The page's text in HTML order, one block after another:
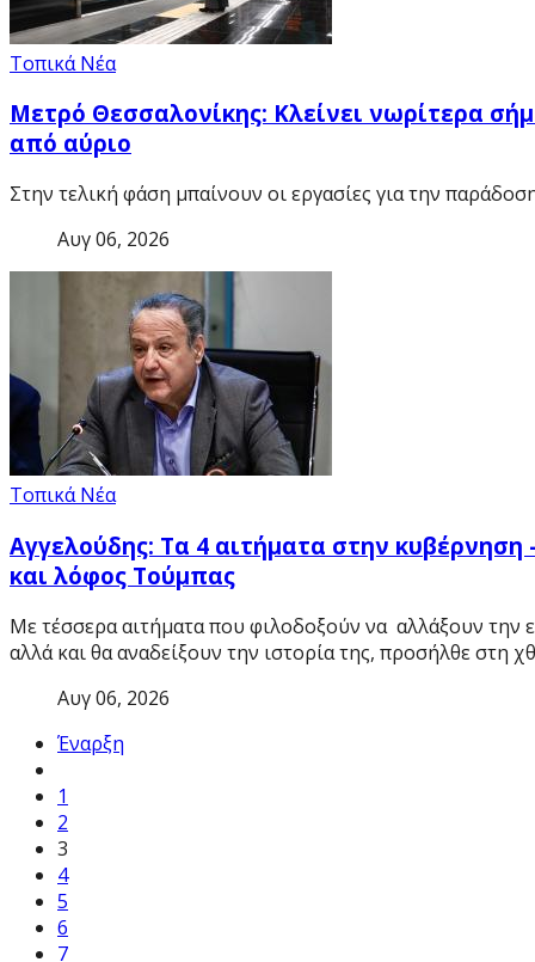
Τοπικά Νέα
Μετρό Θεσσαλονίκης: Κλείνει νωρίτερα
από αύριο
Στην τελική φάση μπαίνουν οι εργασίες για την
Αυγ 06, 2026
Τοπικά Νέα
Αγγελούδης: Τα 4 αιτήματα στην
και λόφος Τούμπας
Με τέσσερα αιτήματα που φιλοδοξούν να αλλάξουν την
αλλά και θα αναδείξουν την ιστορία της, προσήλθε
Αυγ 06, 2026
Έναρξη
1
2
3
4
5
6
7